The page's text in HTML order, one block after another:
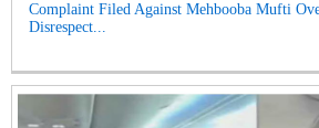
Complaint Filed Against Mehbooba Mufti
Disrespect...